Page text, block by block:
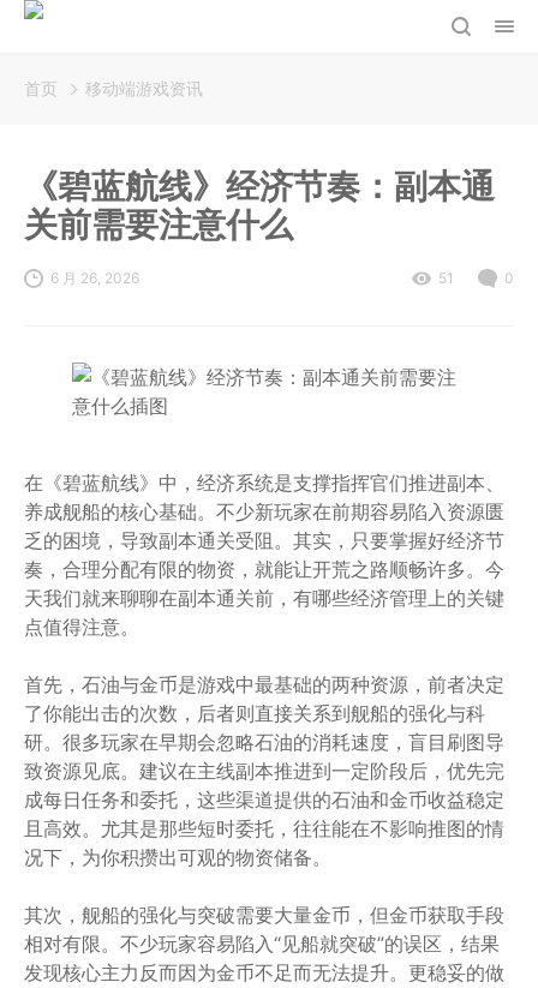
首页 移动端游戏资讯
《碧蓝航线》经济节奏：副本通
关前需要注意什么
6 月 26, 2026 51 0
在《碧蓝航线》中，经济系统是支撑指挥官们推进副本、
养成舰船的核心基础。不少新玩家在前期容易陷入资源匮
乏的困境，导致副本通关受阻。其实，只要掌握好经济节
奏，合理分配有限的物资，就能让开荒之路顺畅许多。今
天我们就来聊聊在副本通关前，有哪些经济管理上的关键
点值得注意。
首先，石油与金币是游戏中最基础的两种资源，前者决定
了你能出击的次数，后者则直接关系到舰船的强化与科
研。很多玩家在早期会忽略石油的消耗速度，盲目刷图导
致资源见底。建议在主线副本推进到一定阶段后，优先完
成每日任务和委托，这些渠道提供的石油和金币收益稳定
且高效。尤其是那些短时委托，往往能在不影响推图的情
况下，为你积攒出可观的物资储备。
其次，舰船的强化与突破需要大量金币，但金币获取手段
相对有限。不少玩家容易陷入“见船就突破”的误区，结果
发现核心主力反而因为金币不足而无法提升。更稳妥的做